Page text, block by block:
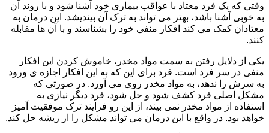
وقتی که یک فرد معتاد با عواقب بیماری خود آشنا شود و با روند آن
به خوبی آشنا باشد، بهتر می تواند به ترک آن بیندیشد. این درمان به
معتادان کمک می کند افکار منفی خود را بشناسند و با آن ها مقابله
کنند.
یکی از دلایل رفتن به سمت مواد مخدر، خاموش کردن این افکار
منفی در سر فرد است. فرد برای این که به این افکار اجازه ی ورود
به سرش را ندهد، به مواد مخدر روی می آورد. در صورتی که
مشکل اصلی فرد کشف شود و حل شود، فرد دیگر نیازی به
استفاده از مواد مخدر نمی بیند، از این رو فرایند ترک موفقیت آمیز
خواهد بود. در واقع با این درمان می تواند مشکل را از ریشه حل کند.